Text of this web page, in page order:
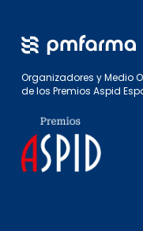
Organizadores y Medio
de los Premios Aspid